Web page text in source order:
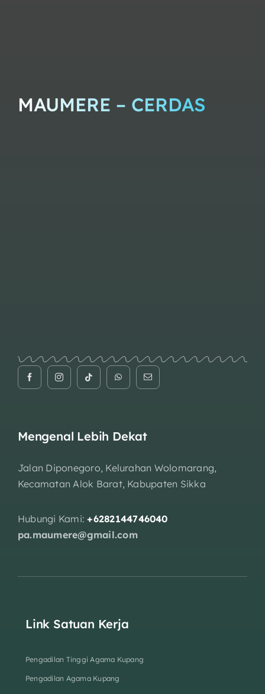
MAUMERE – CERDAS
Mengenal Lebih Dekat
Jalan Diponegoro, Kelurahan Wolomarang,
Kecamatan Alok Barat, Kabupaten Sikka
Hubungi Kami:+6282144746040
pa.maumere@gmail.com
Link Satuan Kerja
Pengadilan Tinggi Agama Kupang
Pengadilan Agama Kupang